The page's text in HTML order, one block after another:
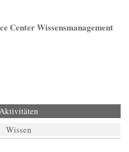
Center Wissensmanagement
Wissen